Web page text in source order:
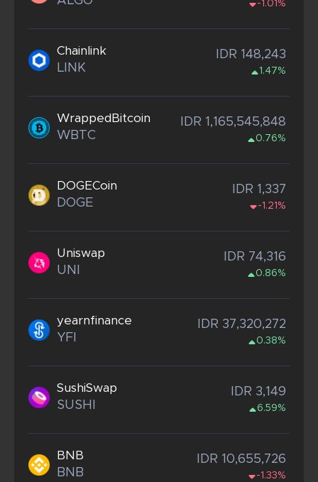
-1.01%
Chainlink
LINK
IDR 148,243
1.47%
WrappedBitcoin
WBTC
IDR 1,165,545,848
0.76%
DOGECoin
DOGE
IDR 1,337
-1.21%
Uniswap
UNI
IDR 74,316
0.86%
yearnfinance
YFI
IDR 37,320,272
0.38%
SushiSwap
SUSHI
IDR 3,149
6.59%
BNB
BNB
IDR 10,655,726
-1.33%